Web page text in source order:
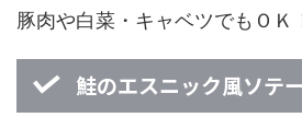
豚肉や白菜・キャベツでもＯＫ
鮭のエスニック風ソテ